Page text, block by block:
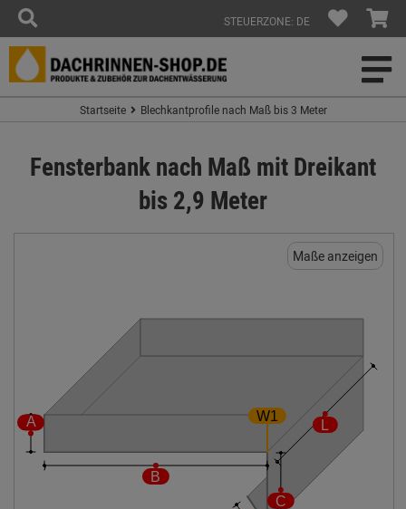
STEUERZONE: DE
Startseite Blechkantprofile nach Maß bis 3 Meter
Fensterbank nach Maß mit Dreikant
bis 2,9 Meter
Maße anzeigen